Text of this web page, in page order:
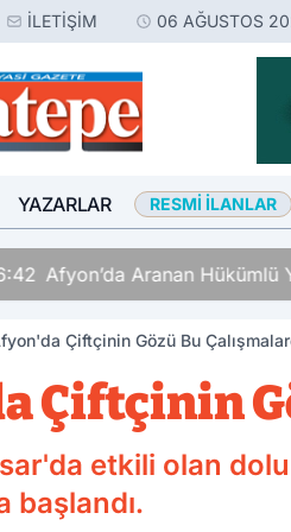
İLETIŞIM 06 AĞUSTOS
YAZARLAR RESMI İLANLAR
Afyon’da Aranan Hükümlü
Çiftçinin Gözü Bu
Çiftçinin
etkili olan dolu
başlandı.